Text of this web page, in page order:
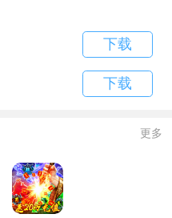
下载
下载
更多